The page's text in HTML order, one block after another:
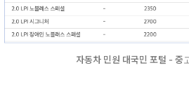
자동차 민원 대국민 포털 - 중